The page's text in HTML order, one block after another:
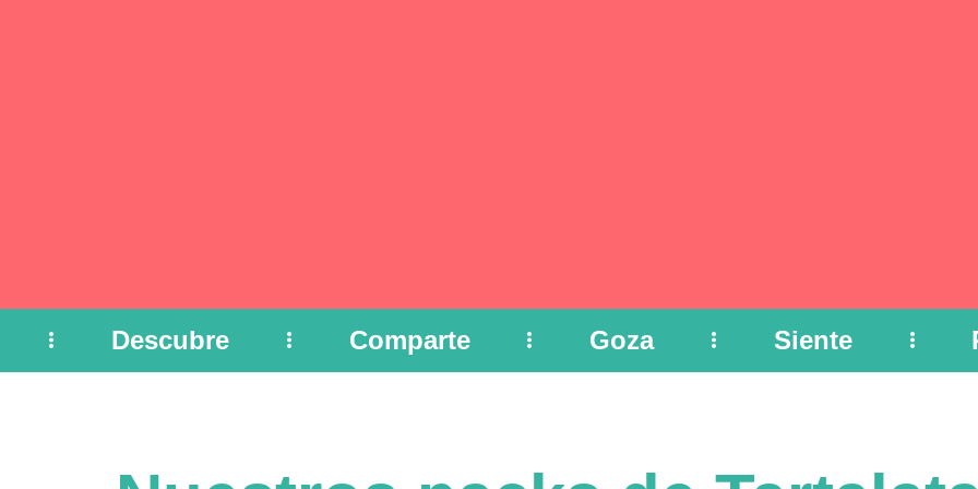
Descubre Comparte Goza Siente